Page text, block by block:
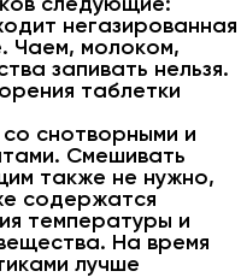
негазированная
Чаем, молоком,
запивать нельзя.
таблетки
снотворными и
Смешивать
также не нужно,
содержатся
температуры и
На время
лучше